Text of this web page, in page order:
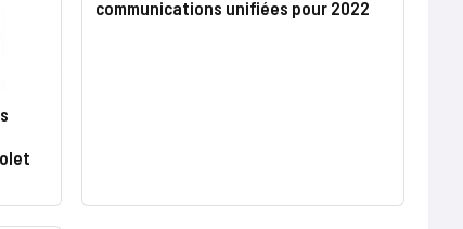
communications unifiées pour 2022